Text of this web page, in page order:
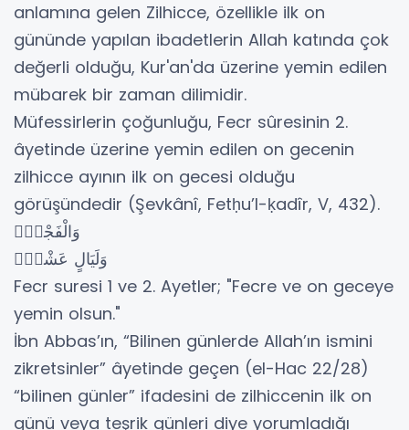
anlamına gelen Zilhicce, özellikle ilk on
gününde yapılan ibadetlerin Allah katında çok
değerli olduğu, Kur'an'da üzerine yemin edilen
mübarek bir zaman dilimidir.
Müfessirlerin çoğunluğu, Fecr sûresinin 2.
âyetinde üzerine yemin edilen on gecenin
zilhicce ayının ilk on gecesi olduğu
görüşündedir (Şevkânî, Fetḥu’l-ḳadîr, V, 432).
وَالْفَجْرِۙ
وَلَيَالٍ عَشْرٍۙ
Fecr suresi 1 ve 2. Ayetler; "Fecre ve on geceye
yemin olsun."
İbn Abbas’ın, “Bilinen günlerde Allah’ın ismini
zikretsinler” âyetinde geçen (el-Hac 22/28)
“bilinen günler” ifadesini de zilhiccenin ilk on
günü veya teşrik günleri diye yorumladığı